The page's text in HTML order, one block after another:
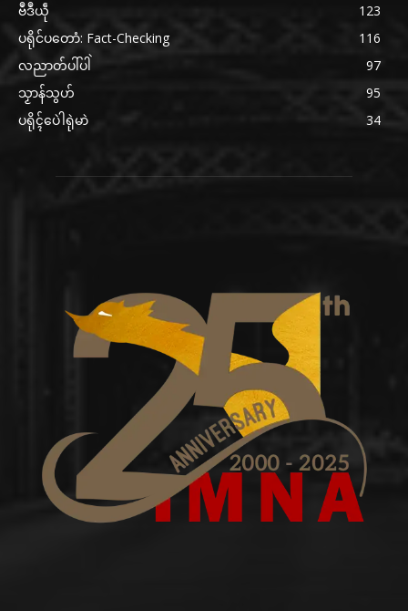
ဗဳဒဳယဵု
123
ပရိုင်ပတောံ: Fact-Checking
116
လညာတ်ပါ်ပါဲ
97
သၟာန်သွဟ်
95
ပရိုၚ်ပေဲါရုဲမာဲ
34